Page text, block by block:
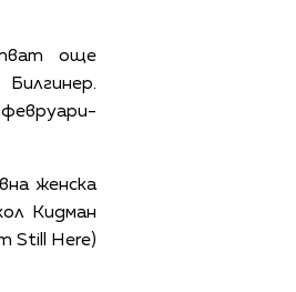
още
женска
Кидман
Still Here)